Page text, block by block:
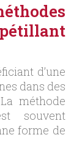
d’une
dans des
méthode
souvent
forme de